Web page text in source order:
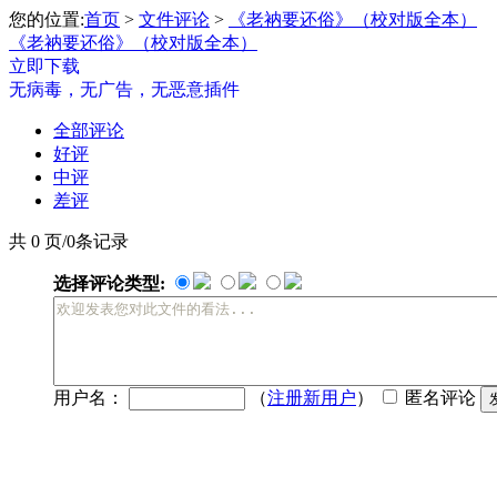
您的位置:首页 > 文件评论 >
《老衲要还俗》（校对版全本）
《老衲要还俗》（校对版全本）
立即下载
无病毒，无广告，无恶意插件
全部评论
好评
中评
差评
共 0 页/0条记录
选择评论类型:
用户名： （注册新用户） 匿名评论